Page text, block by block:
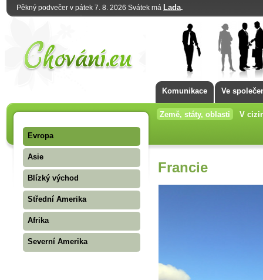
Pěkný podvečer v pátek 7. 8. 2026 Svátek má Lada.
Komunikace Ve
Země, státy, oblasti V
Evropa
Asie
Blízký východ
Střední Amerika
Afrika
Severní Amerika
Francie